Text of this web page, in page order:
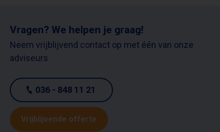
Vragen? We helpen je graag!
Neem vrijblijvend contact op met één van onze
adviseurs
036 - 848 11 21
Vrijblijvende offerte